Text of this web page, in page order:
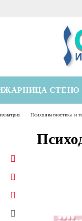
СТЕНО
Психодиагностика и